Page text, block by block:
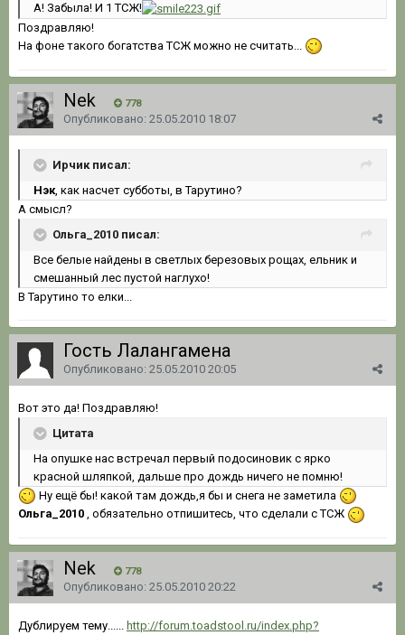
А! Забыла! И 1 ТСЖ!
Поздравляю!
На фоне такого богатства ТСЖ можно не считать...
Nek 778
Опубликовано: 25.05.2010 18:07
Ирчик писал:
Нэк , как насчет субботы, в Тарутино?
А смысл?
Ольга_2010 писал:
Все белые найдены в светлых березовых рощах, ельник и
смешанный лес пустой наглухо!
В Тарутино то елки...
Гость Лалангамена
Опубликовано: 25.05.2010 20:05
Вот это да! Поздравляю!
Цитата
На опушке нас встречал первый подосиновик с ярко
красной шляпкой, дальше про дождь ничего не помню!
Ну ещё бы! какой там дождь,я бы и снега не заметила
Ольга_2010 , обязательно отпишитесь, что сделали с ТСЖ
Nek 778
Опубликовано: 25.05.2010 20:22
Дублируем тему......
http://forum.toadstool.ru/index.php?